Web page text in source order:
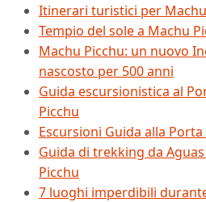
Itinerari turistici per
Tempio del sole a Machu
Machu Picchu: un nuovo
nascosto per 500 anni
Guida escursionistica al
Picchu
Escursioni Guida alla
Guida di trekking da
Picchu
7 luoghi imperdibili